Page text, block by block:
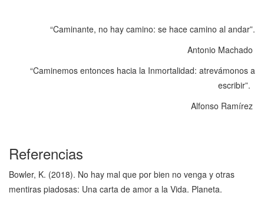
“Caminante, no hay camino: se hace camino al andar”.
Antonio Machado
“Caminemos entonces hacia la Inmortalidad: atrevámonos a
escribir”.
Alfonso Ramírez
Referencias
Bowler, K. (2018). No hay mal que por bien no venga y otras
mentiras piadosas: Una carta de amor a la Vida. Planeta.